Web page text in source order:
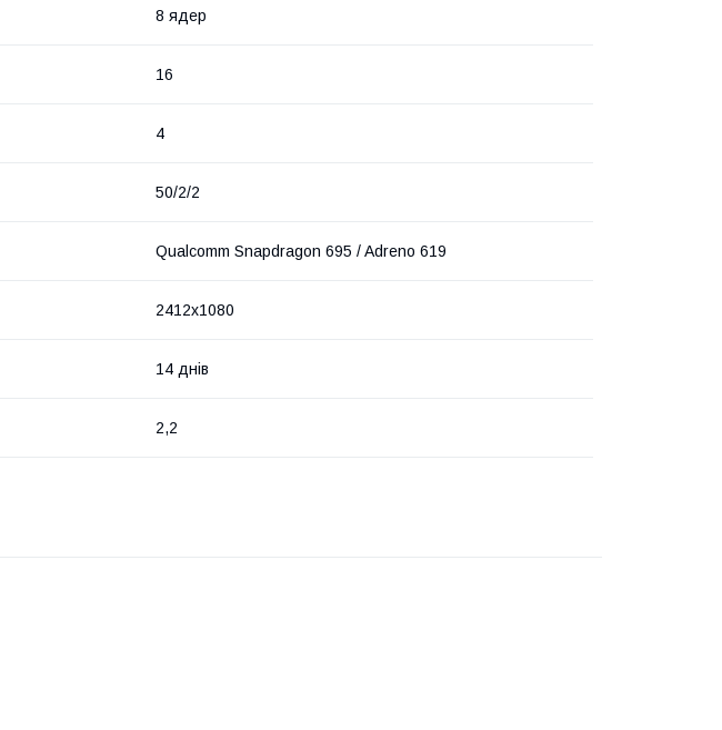
8 ядер
16
4
50/2/2
Qualcomm Snapdragon 695 / Adreno 619
2412x1080
14 днів
2,2